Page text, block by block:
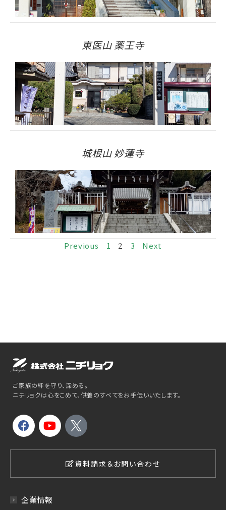
東医山 薬王寺
城根山 妙蓮寺
Previous 1 2 3 Next
ご家族の絆を守り、深める。
ニチリョクは心をこめて、供養のすべてをお手伝いいたします。
資料請求＆お問い合わせ
企業情報